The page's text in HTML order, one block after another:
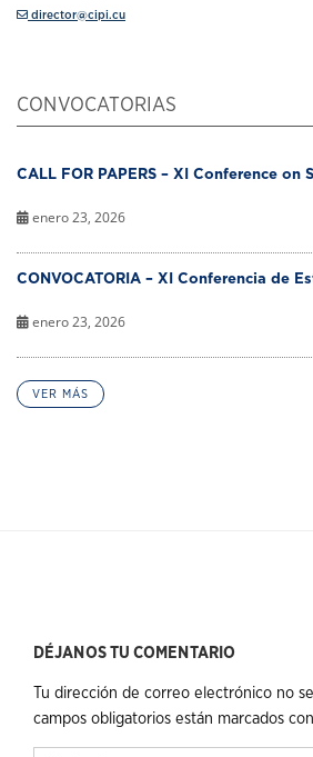
director@cipi.cu
CONVOCATORIAS
CALL FOR PAPERS – XI Conference on
enero 23, 2026
CONVOCATORIA – XI Conferencia de
enero 23, 2026
VER MÁS
DÉJANOS TU COMENTARIO
Tu dirección de correo electrónico no
campos obligatorios están marcados con